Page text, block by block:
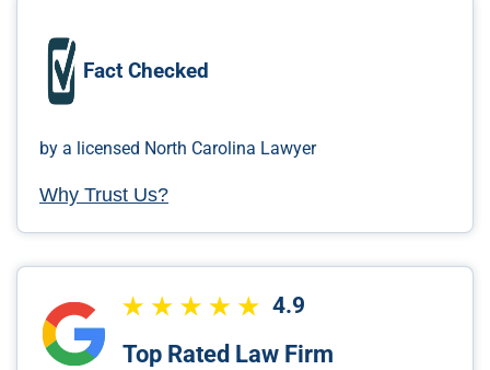
Fact Checked
by a licensed North Carolina Lawyer
Why Trust Us?
4.9
Top Rated Law Firm